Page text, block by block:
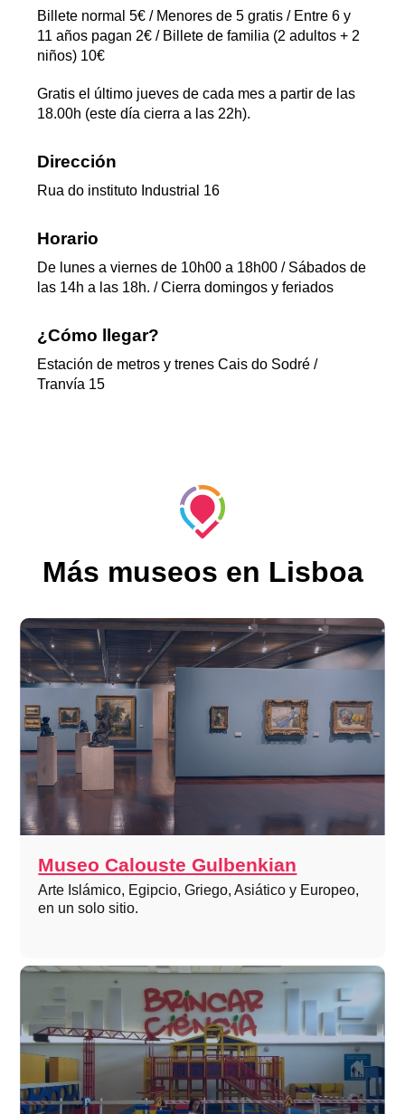
Billete normal 5€ / Menores de 5 gratis / Entre 6 y
11 años pagan 2€ / Billete de familia (2 adultos + 2
niños) 10€
Gratis el último jueves de cada mes a partir de las
18.00h (este día cierra a las 22h).
Dirección
Rua do instituto Industrial 16
Horario
De lunes a viernes de 10h00 a 18h00 / Sábados de
las 14h a las 18h. / Cierra domingos y feriados
¿Cómo llegar?
Estación de metros y trenes Cais do Sodré /
Tranvía 15
Más museos en Lisboa
Museo Calouste Gulbenkian
Arte Islámico, Egipcio, Griego, Asiático y Europeo,
en un solo sitio.